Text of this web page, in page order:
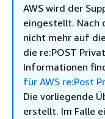
AWS wird der
eingestellt. Nach
nicht mehr auf
die re:POST
Informationen
für AWS re:Post
Die vorliegende
erstellt. Im Falle